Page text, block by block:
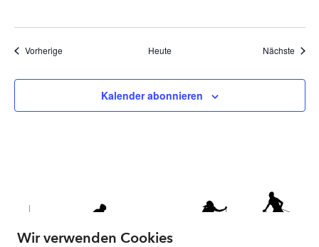
VorherigeVeranstaltungen Heute Nächste
Kalender abonnieren
Wir verwenden Cookies